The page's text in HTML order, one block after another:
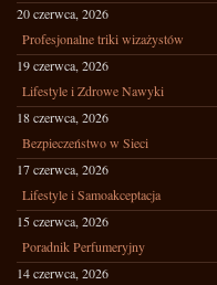
20 czerwca, 2026
Profesjonalne triki wizażystów
19 czerwca, 2026
Lifestyle i Zdrowe Nawyki
18 czerwca, 2026
Bezpieczeństwo w Sieci
17 czerwca, 2026
Lifestyle i Samoakceptacja
15 czerwca, 2026
Poradnik Perfumeryjny
14 czerwca, 2026